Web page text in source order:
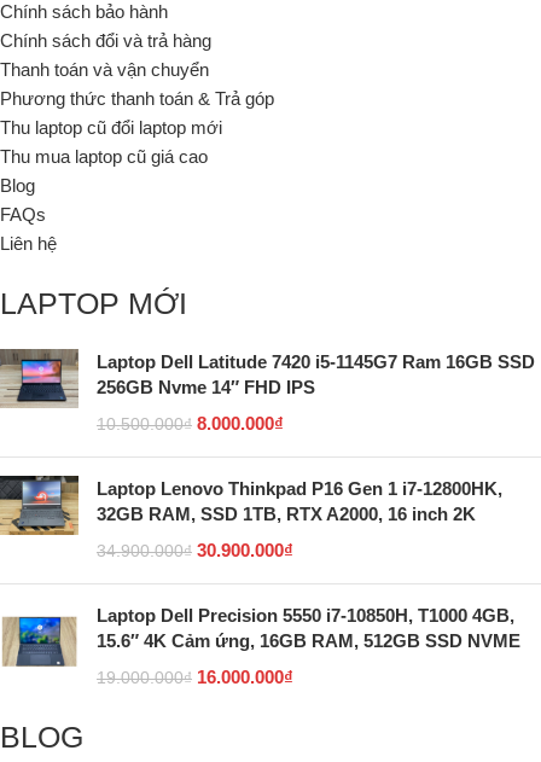
Chính sách bảo hành
Chính sách đổi và trả hàng
Thanh toán và vận chuyển
Phương thức thanh toán & Trả góp
Thu laptop cũ đổi laptop mới
Thu mua laptop cũ giá cao
Blog
FAQs
Liên hệ
LAPTOP MỚI
Laptop Dell Latitude 7420 i5-1145G7 Ram 16GB SSD
256GB Nvme 14″ FHD IPS
10.500.000₫ 8.000.000₫
Laptop Lenovo Thinkpad P16 Gen 1 i7-12800HK,
32GB RAM, SSD 1TB, RTX A2000, 16 inch 2K
34.900.000₫ 30.900.000₫
Laptop Dell Precision 5550 i7-10850H, T1000 4GB,
15.6″ 4K Cảm ứng, 16GB RAM, 512GB SSD NVME
19.000.000₫ 16.000.000₫
BLOG